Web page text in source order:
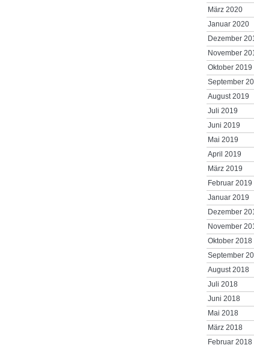
März 2020
Januar 2020
Dezember
November
Oktober 2019
September
August 2019
Juli 2019
Juni 2019
Mai 2019
April 2019
März 2019
Februar 2019
Januar 2019
Dezember
November
Oktober 2018
September
August 2018
Juli 2018
Juni 2018
Mai 2018
März 2018
Februar 2018